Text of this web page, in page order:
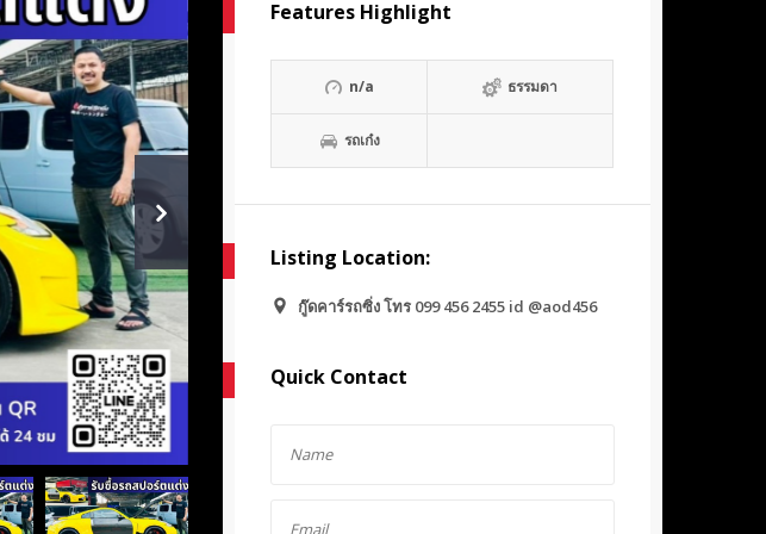
Features Highlight
n/a ธรรมดา
รถเก๋ง
Listing Location:
กู๊ดคาร์รถซิ่ง โทร 099 456 2455 id @aod456
Quick Contact